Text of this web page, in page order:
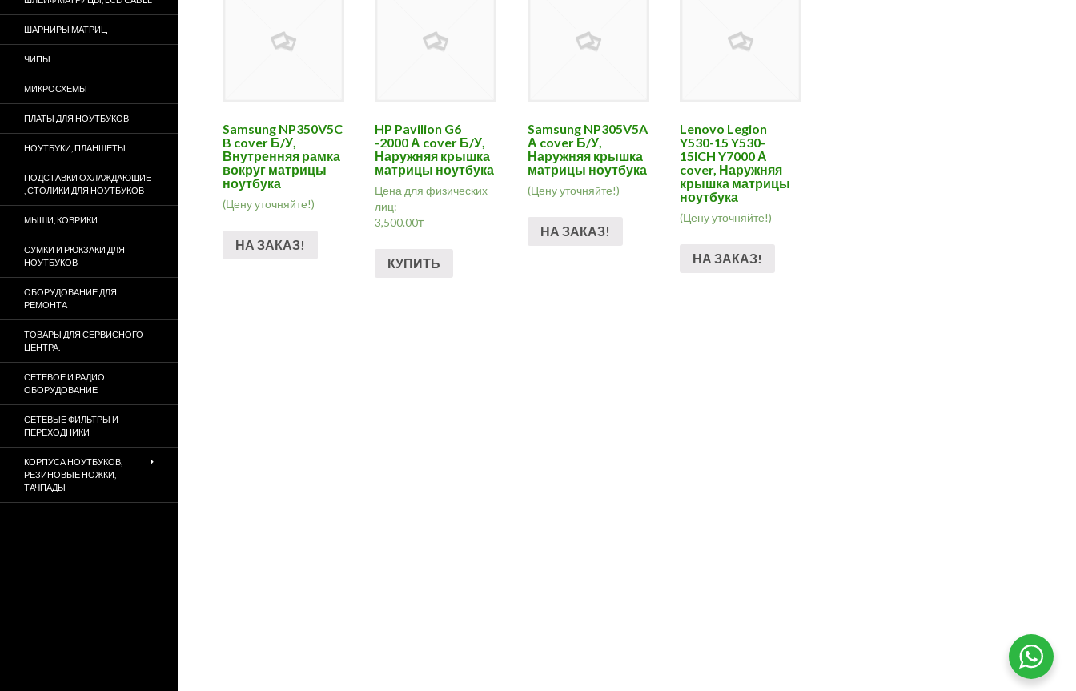
Samsung NP350V5C
B cover Б/У,
Внутренняя рамка
вокруг матрицы
ноутбука
(Цену уточняйте!)
НА ЗАКАЗ!
HP Pavilion G6
-2000 А cover Б/У,
Наружняя крышка
матрицы ноутбука
Цена для физических
лиц:
3,500.00₸
КУПИТЬ
Samsung NP305V5A
А cover Б/У,
Наружняя крышка
матрицы ноутбука
(Цену уточняйте!)
НА ЗАКАЗ!
Lenovo Legion
Y530-15 Y530-
15ICH Y7000 А
cover, Наружняя
крышка матрицы
ноутбука
(Цену уточняйте!)
НА ЗАКАЗ!
ШАРНИРЫ МАТРИЦ
ЧИПЫ
МИКРОСХЕМЫ
ПЛАТЫ ДЛЯ НОУТБУКОВ
НОУТБУКИ, ПЛАНШЕТЫ
ПОДСТАВКИ ОХЛАЖДАЮЩИЕ
, СТОЛИКИ ДЛЯ НОУТБУКОВ
МЫШИ, КОВРИКИ
СУМКИ И РЮКЗАКИ ДЛЯ
НОУТБУКОВ
ОБОРУДОВАНИЕ ДЛЯ
РЕМОНТА
ТОВАРЫ ДЛЯ СЕРВИСНОГО
ЦЕНТРА.
СЕТЕВОЕ И РАДИО
ОБОРУДОВАНИЕ
СЕТЕВЫЕ ФИЛЬТРЫ И
ПЕРЕХОДНИКИ
КОРПУСА НОУТБУКОВ,
РЕЗИНОВЫЕ НОЖКИ,
ТАЧПАДЫ